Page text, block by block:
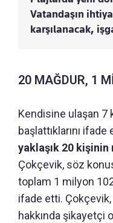
Vatandaşın
karşılanacak,
20 MAĞDUR, 1
Kendisine ulaşan
başlattıklarını ifade
yaklaşık 20
Çokçevik, söz
toplam 1 milyon
ifade etti.
hakkında şikayetçi